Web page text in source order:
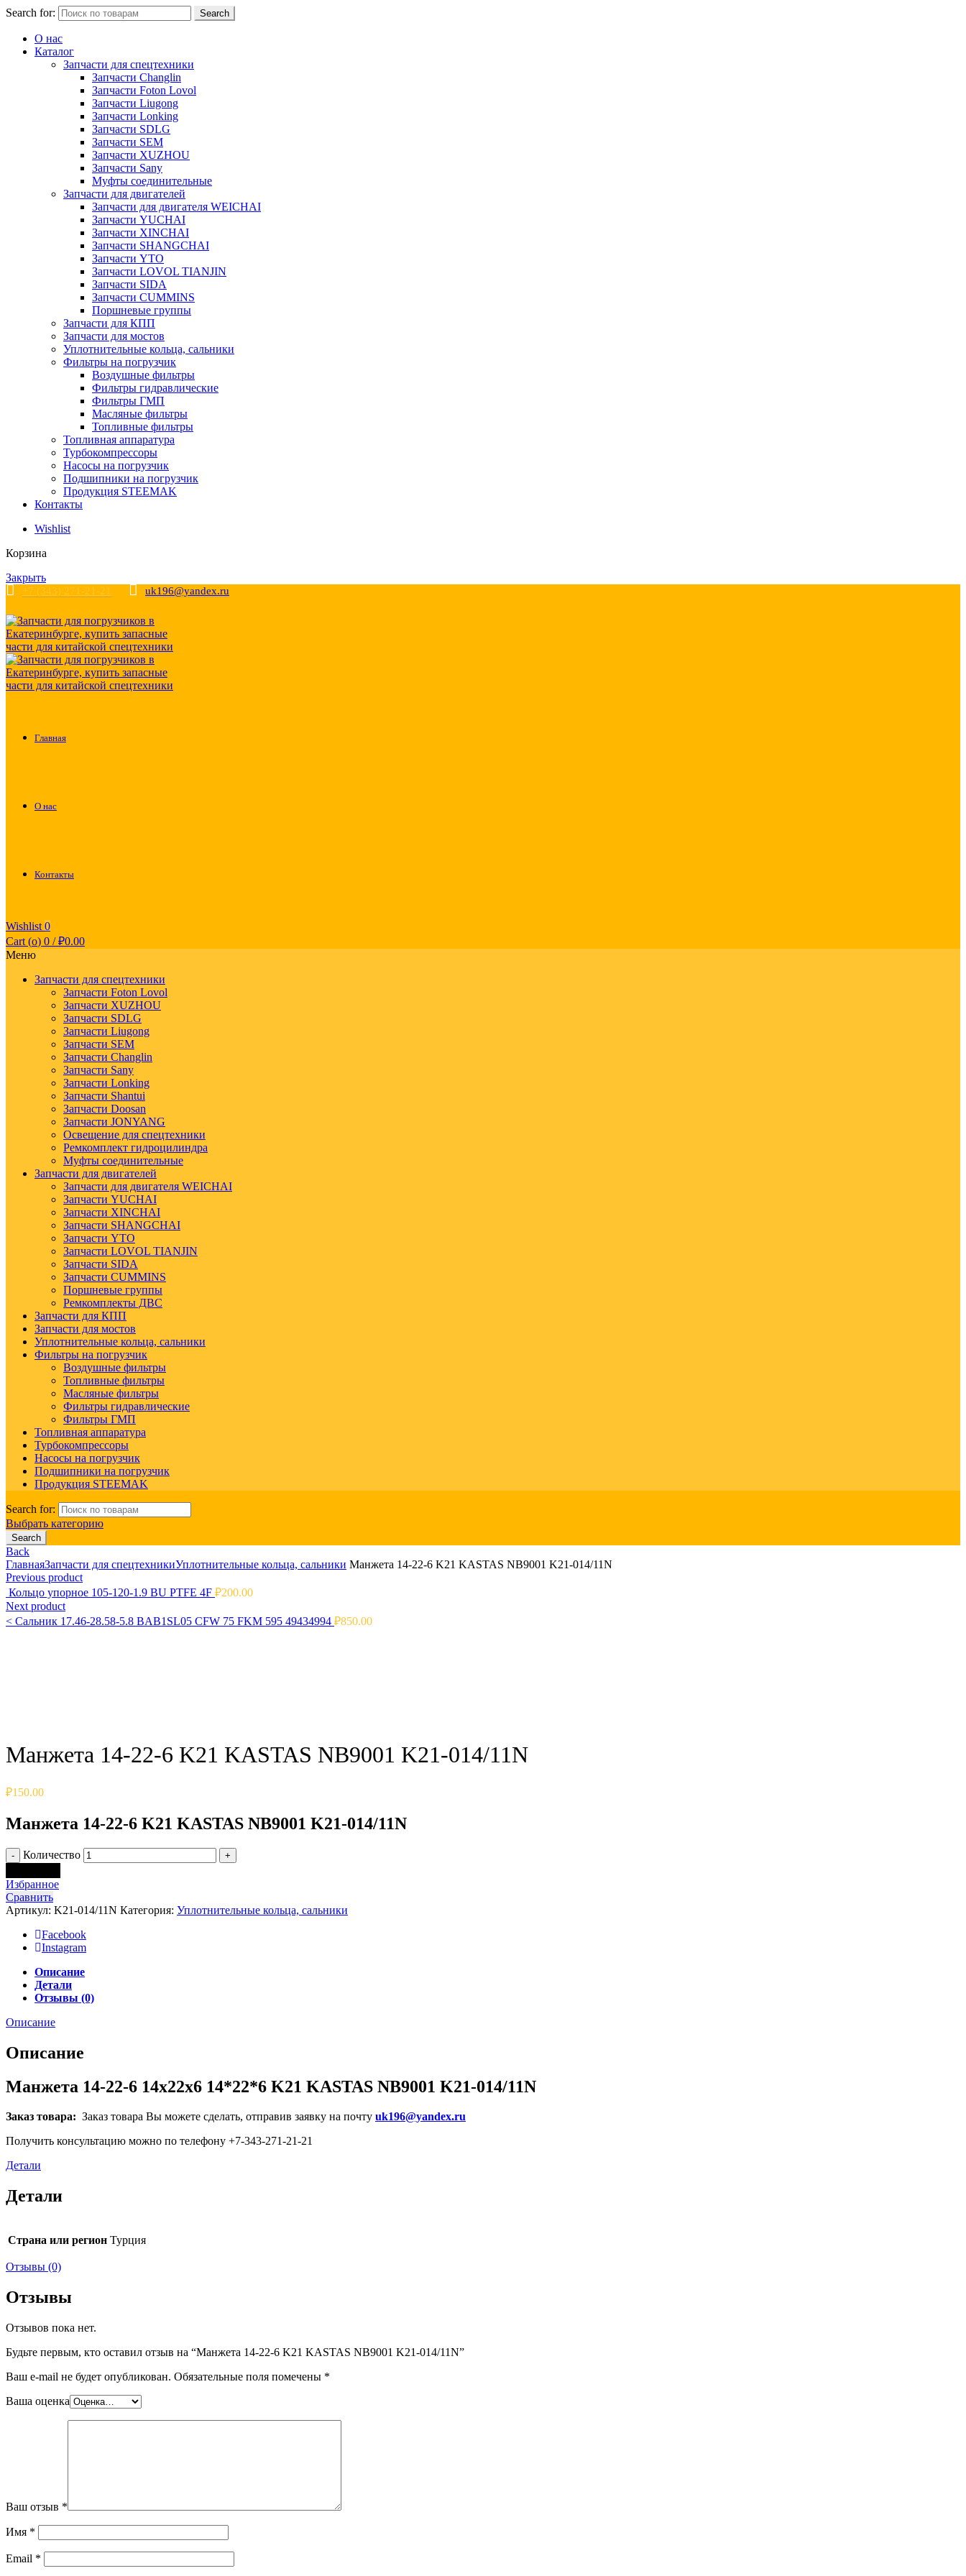
Search for: Search
О нас
Каталог
Запчасти для спецтехники
Запчасти Changlin
Запчасти Foton Lovol
Запчасти Liugong
Запчасти Lonking
Запчасти SDLG
Запчасти SEM
Запчасти XUZHOU
Запчасти Sany
Муфты соединительные
Запчасти для двигателей
Запчасти для двигателя WEICHAI
Запчасти YUCHAI
Запчасти XINCHAI
Запчасти SHANGCHAI
Запчасти YTO
Запчасти LOVOL TIANJIN
Запчасти SIDA
Запчасти CUMMINS
Поршневые группы
Запчасти для КПП
Запчасти для мостов
Уплотнительные кольца, сальники
Фильтры на погрузчик
Воздушные фильтры
Фильтры гидравлические
Фильтры ГМП
Масляные фильтры
Топливные фильтры
Топливная аппаратура
Турбокомпрессоры
Насосы на погрузчик
Подшипники на погрузчик
Продукция STEEMAK
Контакты
Wishlist
Корзина
Закрыть
+7 (343) 271-21-21 uk196@yandex.ru
Главная
О нас
Контакты
Wishlist 0
Cart (o) 0 / ₽0.00
Меню
Запчасти для спецтехники
Запчасти Foton Lovol
Запчасти XUZHOU
Запчасти SDLG
Запчасти Liugong
Запчасти SEM
Запчасти Changlin
Запчасти Sany
Запчасти Lonking
Запчасти Shantui
Запчасти Doosan
Запчасти JONYANG
Освещение для спецтехники
Ремкомплект гидроцилиндра
Муфты соединительные
Запчасти для двигателей
Запчасти для двигателя WEICHAI
Запчасти YUCHAI
Запчасти XINCHAI
Запчасти SHANGCHAI
Запчасти YTO
Запчасти LOVOL TIANJIN
Запчасти SIDA
Запчасти CUMMINS
Поршневые группы
Ремкомплекты ДВС
Запчасти для КПП
Запчасти для мостов
Уплотнительные кольца, сальники
Фильтры на погрузчик
Воздушные фильтры
Топливные фильтры
Масляные фильтры
Фильтры гидравлические
Фильтры ГМП
Топливная аппаратура
Турбокомпрессоры
Насосы на погрузчик
Подшипники на погрузчик
Продукция STEEMAK
Search for:
Выбрать категорию
Search
Back
ГлавнаяЗапчасти для спецтехникиУплотнительные кольца, сальники Манжета 14-22-6 K21 KASTAS NB9001 K21-014/11N
Previous product
Кольцо упорное 105-120-1.9 BU PTFE 4F ₽200.00
Next product
< Сальник 17.46-28.58-5.8 BAB1SL05 CFW 75 FKM 595 49434994 ₽850.00
Манжета 14-22-6 K21 KASTAS NB9001 K21-014/11N
₽150.00
Манжета 14-22-6 K21 KASTAS NB9001 K21-014/11N
Количество
Избранное
Сравнить
Артикул: K21-014/11N Категория: Уплотнительные кольца, сальники
Facebook
Instagram
Описание
Детали
Отзывы (0)
Описание
Описание
Манжета 14-22-6 14x22x6 14*22*6 K21 KASTAS NB9001 K21-014/11N
Заказ товара: Заказ товара Вы можете сделать, отправив заявку на почту uk196@yandex.ru
Получить консультацию можно по телефону +7-343-271-21-21
Детали
Детали
Страна или регион Турция
Отзывы (0)
Отзывы
Отзывов пока нет.
Будьте первым, кто оставил отзыв на “Манжета 14-22-6 K21 KASTAS NB9001 K21-014/11N”
Ваш e-mail не будет опубликован. Обязательные поля помечены *
Ваша оценка
Ваш отзыв *
Имя *
Email *